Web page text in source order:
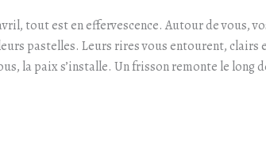
tout est en effervescence. Autour de vous,
pastelles. Leurs rires vous entourent,
la paix s’installe. Un frisson remonte le long